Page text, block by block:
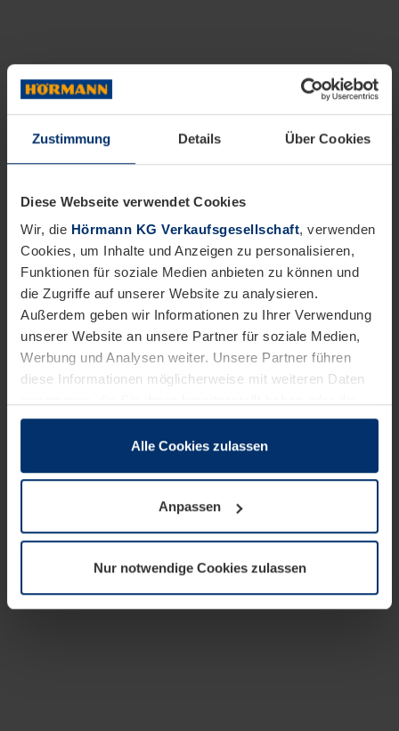
Zustimmung Details Über Cookies
Diese Webseite verwendet Cookies
Wir, die Hörmann KG Verkaufsgesellschaft, verwenden
Cookies, um Inhalte und Anzeigen zu personalisieren,
Funktionen für soziale Medien anbieten zu können und
die Zugriffe auf unserer Website zu analysieren.
Außerdem geben wir Informationen zu Ihrer Verwendung
unserer Website an unsere Partner für soziale Medien,
Werbung und Analysen weiter. Unsere Partner führen
diese Informationen möglicherweise mit weiteren Daten
sie im Rahmen Ihrer Nutzung der Dienste gesammelt
wenn diese für den Betrieb dieser Seite unbedingt
notwendig sind. Für alle anderen Cookie-Typen benötigen
wir Ihre Erlaubnis. Ihre Einwilligung können Sie jederzeit
Datenschutzerklärungunserer Website ändern oder
widerrufen.
Alle Cookies zulassen
Anpassen
Nur notwendige Cookies zulassen